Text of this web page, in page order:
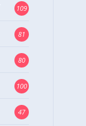
109
81
80
100
47